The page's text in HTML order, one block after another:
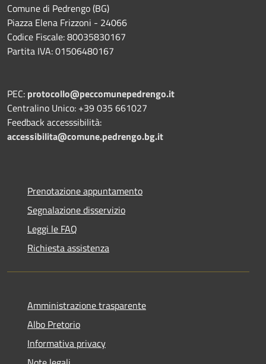
Comune di Pedrengo (BG)
Piazza Elena Frizzoni - 24066
Codice Fiscale: 80035830167
Partita IVA: 01506480167
PEC: protocollo@peccomunepedrengo.it
Centralino Unico: +39 035 661027
Feedback accesssibilità:
accessibilita@comune.pedrengo.bg.it
Prenotazione appuntamento
Segnalazione disservizio
Leggi le FAQ
Richiesta assistenza
Amministrazione trasparente
Albo Pretorio
Informativa privacy